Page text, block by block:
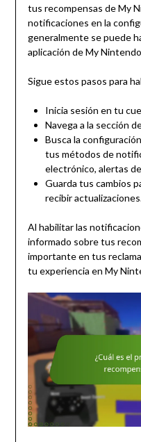
tus recompensas de My
notificaciones en la
generalmente se puede
aplicación de My
Sigue estos pasos para
Inicia sesión en tu
Navega a la sección
Busca la
tus métodos de
electrónico, alertas
Guarda tus cambios
recibir
Al habilitar las
informado sobre tus
importante en tus
tu experiencia en My